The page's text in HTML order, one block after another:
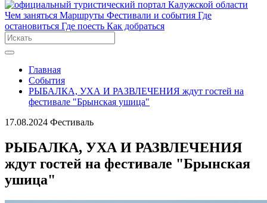
Чем заняться Маршруты Фестивали и события Где
остановиться Где поесть Как добраться
Главная
События
РЫБАЛКА, УХА И РАЗВЛЕЧЕНИЯ ждут гостей на
фестивале "Брынская ушица"
17.08.2024 Фестиваль
РЫБАЛКА, УХА И РАЗВЛЕЧЕНИЯ
ждут гостей на фестивале "Брынская
ушица"